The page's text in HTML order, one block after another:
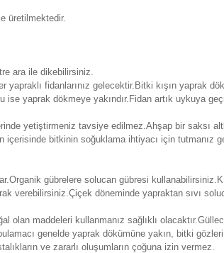
üretilmektedir.
ara ile dikebilirsiniz.
yapraklı fidanlarınız gelecektir.Bitki kışın yaprak
yaprak dökmeye yakındır.Fidan artık uykuya
yetiştirmeniz tavsiye edilmez.Ahşap bir saksı
bitkinin soğuklama ihtiyacı için tutmanız
gübrelere solucan gübresi
verebilirsiniz.Çiçek döneminde yapraktan sıvı
olan maddeleri kullanmanız sağlıklı
genelde yaprak dökümüne yakın, bitki
ve zararlı oluşumların çoğuna izin vermez.